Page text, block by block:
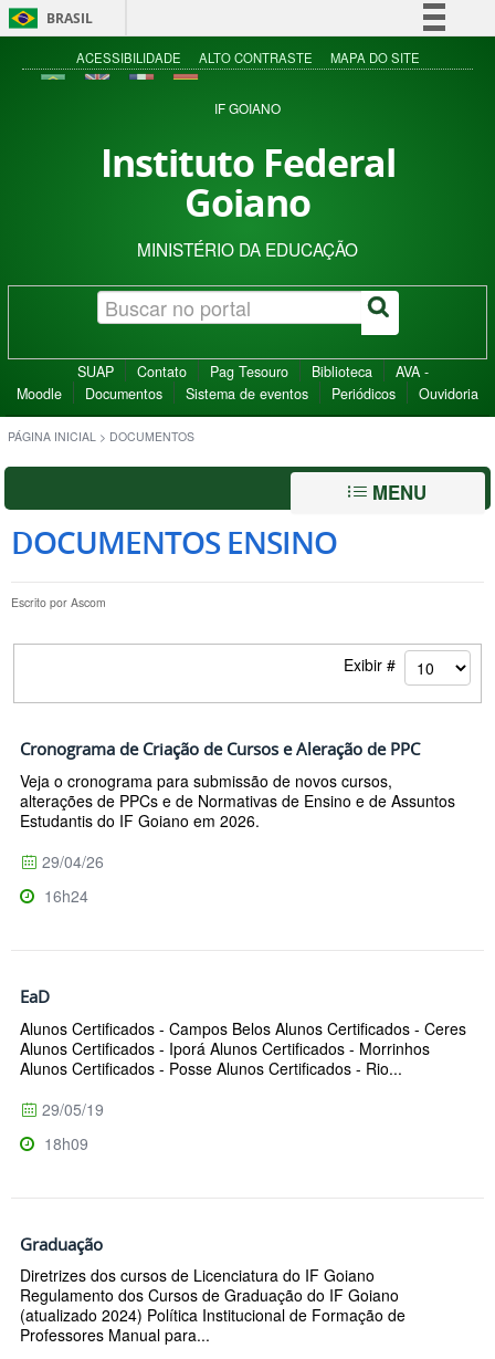
BRASIL
Simplifique!
Acesso à informação
ACESSIBILIDADE ALTO CONTRASTE MAPA DO SITE
IF GOIANO
Instituto Federal
Goiano
MINISTÉRIO DA EDUCAÇÃO
SUAP Contato Pag Tesouro Biblioteca
AVA -
Moodle
Documentos Sistema de eventos Periódicos Ouvidoria
PÁGINA INICIAL > DOCUMENTOS
MENU
DOCUMENTOS ENSINO
Escrito por Ascom
Exibir #
Cronograma de Criação de Cursos e Aleração de PPC
Veja o cronograma para submissão de novos cursos,
alterações de PPCs e de Normativas de Ensino e de Assuntos
Estudantis do IF Goiano em 2026.
29/04/26
16h24
EaD
Alunos Certificados - Campos Belos Alunos Certificados - Ceres
Alunos Certificados - Iporá Alunos Certificados - Morrinhos
Alunos Certificados - Posse Alunos Certificados - Rio...
29/05/19
18h09
Graduação
Diretrizes dos cursos de Licenciatura do IF Goiano
Regulamento dos Cursos de Graduação do IF Goiano
(atualizado 2024) Política Institucional de Formação de
Professores Manual para...